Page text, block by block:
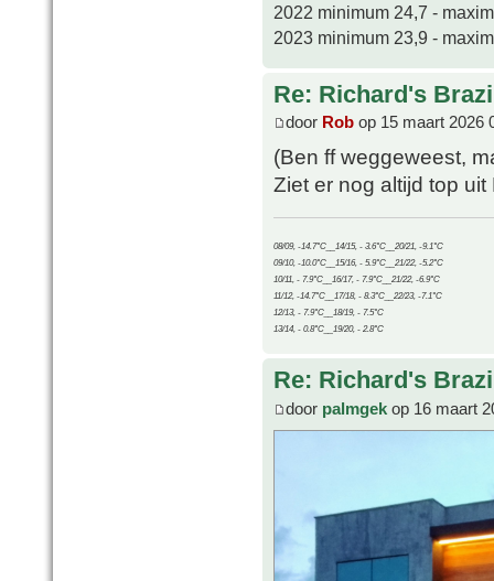
2022 minimum 24,7 -
2023 minimum 23,9 -
Re: Richard's
door Rob op 15 maart 2026
(Ben ff weggeweest,
Ziet er nog altijd top
08/09, -14.7°C__14/15, - 3.6°C__20/21, -9.1°C
09/10, -10.0°C__15/16, - 5.9°C__21/22, -5.2°C
10/11, - 7.9°C__16/17, - 7.9°C__21/22, -6.9°C
11/12, -14.7°C__17/18, - 8.3°C__22/23, -7.1°C
12/13, - 7.9°C__18/19, - 7.5°C
13/14, - 0.8°C__19/20, - 2.8°C
Re: Richard's
door palmgek op 16 maart